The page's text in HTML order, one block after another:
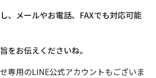
、メールやお電話、FAXでも対応可能
をお伝えくださいね。
専用のLINE公式アカウントもございま